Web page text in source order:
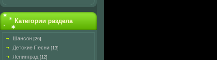
Категории раздела
Шансон [26]
Детские Песни [13]
Ленинград [12]